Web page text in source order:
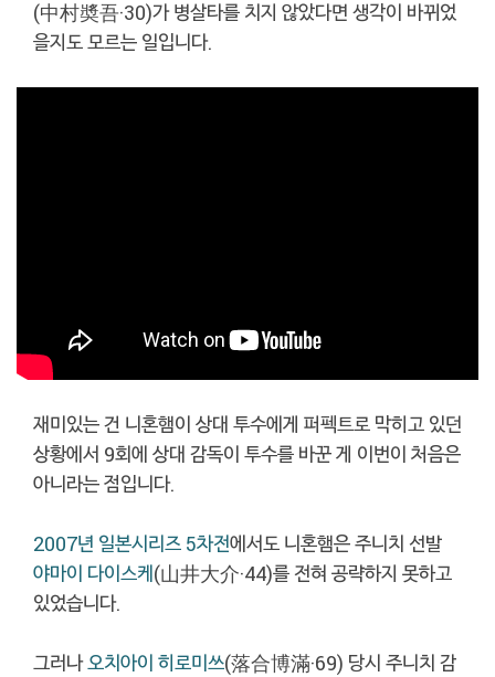
(中村奬吾·30)가 병살타를 치지 않았다면 생각이 바뀌었
을지도 모르는 일입니다.
재미있는 건 니혼햄이 상대 투수에게 퍼펙트로 막히고 있던
상황에서 9회에 상대 감독이 투수를 바꾼 게 이번이 처음은
아니라는 점입니다.
2007년 일본시리즈 5차전에서도 니혼햄은 주니치 선발
야마이 다이스케(山井大介·44)를 전혀 공략하지 못하고
있었습니다.
그러나오치아이 히로미쓰(落合博滿·69) 당시 주니치 감